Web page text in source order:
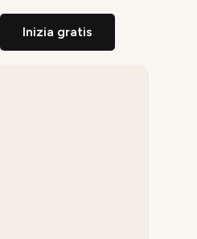
Inizia gratis